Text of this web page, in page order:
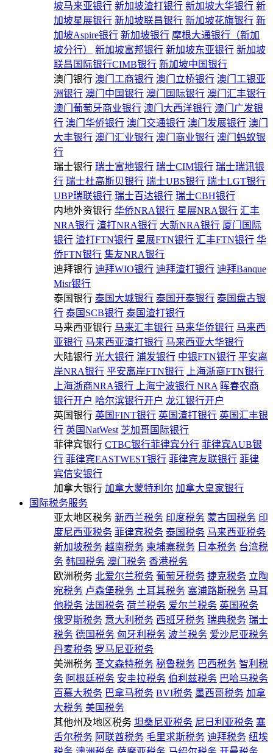
坡马来亚银行 新加坡渣打银行 新加坡大华银行 新
加坡星展银行 新加坡联昌银行 新加坡花旗银行 新
加坡Aspire银行 新加坡银行 摩根大通银行（新加
坡分行）
新加坡富邦银行 新加坡东亚银行 新加坡
联昌国际银行CIMB银行 新加坡中国银行
澳门银行 澳门工商银行 澳门立桥银行 澳门工银亚
洲银行 澳门中国银行 澳门国际银行 澳门汇丰银行
澳门葡萄牙商业银行 澳门大西洋银行 澳门广发银
行 澳门华侨银行 澳门交通银行 澳门发展银行 澳门
大丰银行 澳门汇业银行 澳门商业银行 澳门蚂蚁银
行
瑞士银行 瑞士富地银行 瑞士CIM银行 瑞士瑞讯银
行 瑞士杜高斯贝银行 瑞士UBS银行 瑞士LGT银行
UBP瑞联银行 瑞士百达银行 瑞士CBH银行
内地外资银行 华侨NRA银行 星展NRA银行 汇丰
NRA银行 渣打NRA银行 大新NRA银行 厦门国际
银行 渣打FTN银行 星展FTN银行 汇丰FTN银行 华
侨FTN银行 集友NRA银行
迪拜银行 迪拜WIO银行 迪拜渣打银行 迪拜Banque
Misr银行
泰国银行 泰国大城银行 泰国开泰银行 泰国盘古银
行 泰国SCB银行 泰国渣打银行
马来西亚银行 马来汇丰银行 马来华侨银行 马来西
亚银行 马来西亚渣打银行 马来西亚大华银行
大陆银行 光大银行 浦发银行 中银FTN银行 平安离
岸NRA银行 平安离岸FTN银行
上海浙商FTN银行
上海浙商NRA银行
上海宁波银行 NRA 晖春农商
银行开户 哈尔滨银行开户 龙江银行开户
英国银行 英国FINT银行 英国渣打银行 英国汇丰银
行 英国NatWest 芝加哥国际银行
菲律宾银行 CTBC银行菲律宾分行 菲律宾AUB银
行 菲律宾EASTWEST银行 菲律宾友联银行 菲律
宾信安银行
加拿大银行 加拿大蒙特利尔 加拿大皇家银行
国际税务服务
亚太地区税务 新西兰税务 印度税务 蒙古国税务 印
度尼西亚税务 菲律宾税务 泰国税务 马来西亚税务
新加坡税务 越南税务 柬埔寨税务 日本税务 台湾税
务 韩国税务 澳门税务 香港税务
欧洲税务 北爱尔兰税务 葡萄牙税务 捷克税务 立陶
宛税务 卢森堡税务 土耳其税务 塞浦路斯税务 马耳
他税务 法国税务 荷兰税务 爱尔兰税务 英国税务
俄罗斯税务 意大利税务 西班牙税务 瑞典税务 瑞士
税务 德国税务 匈牙利税务 波兰税务 爱沙尼亚税务
丹麦税务 罗马尼亚税务
美洲税务 圣文森特税务 秘鲁税务 巴西税务 智利税
务 阿根廷税务 安圭拉税务 伯利兹税务 巴哈马税务
百慕大税务 巴拿马税务 BVI税务 墨西哥税务 加拿
大税务 美国税务
其他州及地区税务 坦桑尼亚税务 尼日利亚税务 塞
舌尔税务 阿联酋税务 毛里求斯税务 迪拜税务 纽埃